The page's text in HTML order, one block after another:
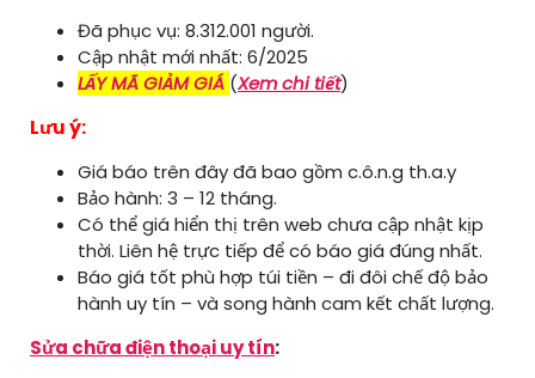
Đã phục vụ: 8.312.001 người.
Cập nhật mới nhất: 6/2025
LẤY MÃ GIẢM GIÁ (Xem chi tiết)
Lưu ý:
Giá báo trên đây đã bao gồm c.ô.n.g th.a.y
Bảo hành: 3 – 12 tháng.
Có thể giá hiển thị trên web chưa cập nhật kịp
thời. Liên hệ trực tiếp để có báo giá đúng nhất.
Báo giá tốt phù hợp túi tiền – đi đôi chế độ bảo
hành uy tín – và song hành cam kết chất lượng.
Sửa chữa điện thoại uy tín: